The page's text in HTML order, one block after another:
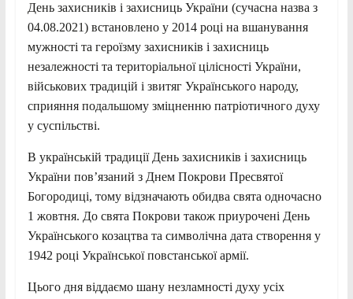
День захисників і захисниць України (сучасна назва з
04.08.2021) встановлено у 2014 році на вшанування
мужності та героїзму захисників і захисниць
незалежності та територіальної цілісності України,
військових традицій і звитяг Українського народу,
сприяння подальшому зміцненню патріотичного духу
у суспільстві.
В українській традиції День захисників і захисниць
України пов’язаний з Днем Покрови Пресвятої
Богородиці, тому відзначають обидва свята одночасно
1 жовтня. До свята Покрови також приурочені День
Українського козацтва та символічна дата створення у
1942 році Української повстанської армії.
Цього дня віддаємо шану незламності духу усіх